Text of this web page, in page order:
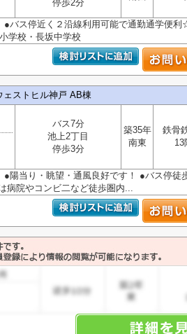
停歩2分
●バス停近く２沿線利用可能で通勤通学便
学校・長坂中学校
ェストヒル神戸 AB棟
バス7分
池上2丁目
停歩3分
築35年
南東
鉄骨
13
陽当り・眺望・通風良好です！ ●バス停徒
病院やコンビ二など徒歩圏内...